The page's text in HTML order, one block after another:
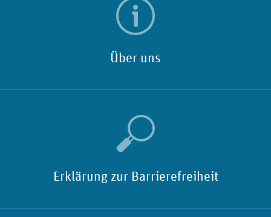
Über uns
Erklärung zur Barrierefreiheit